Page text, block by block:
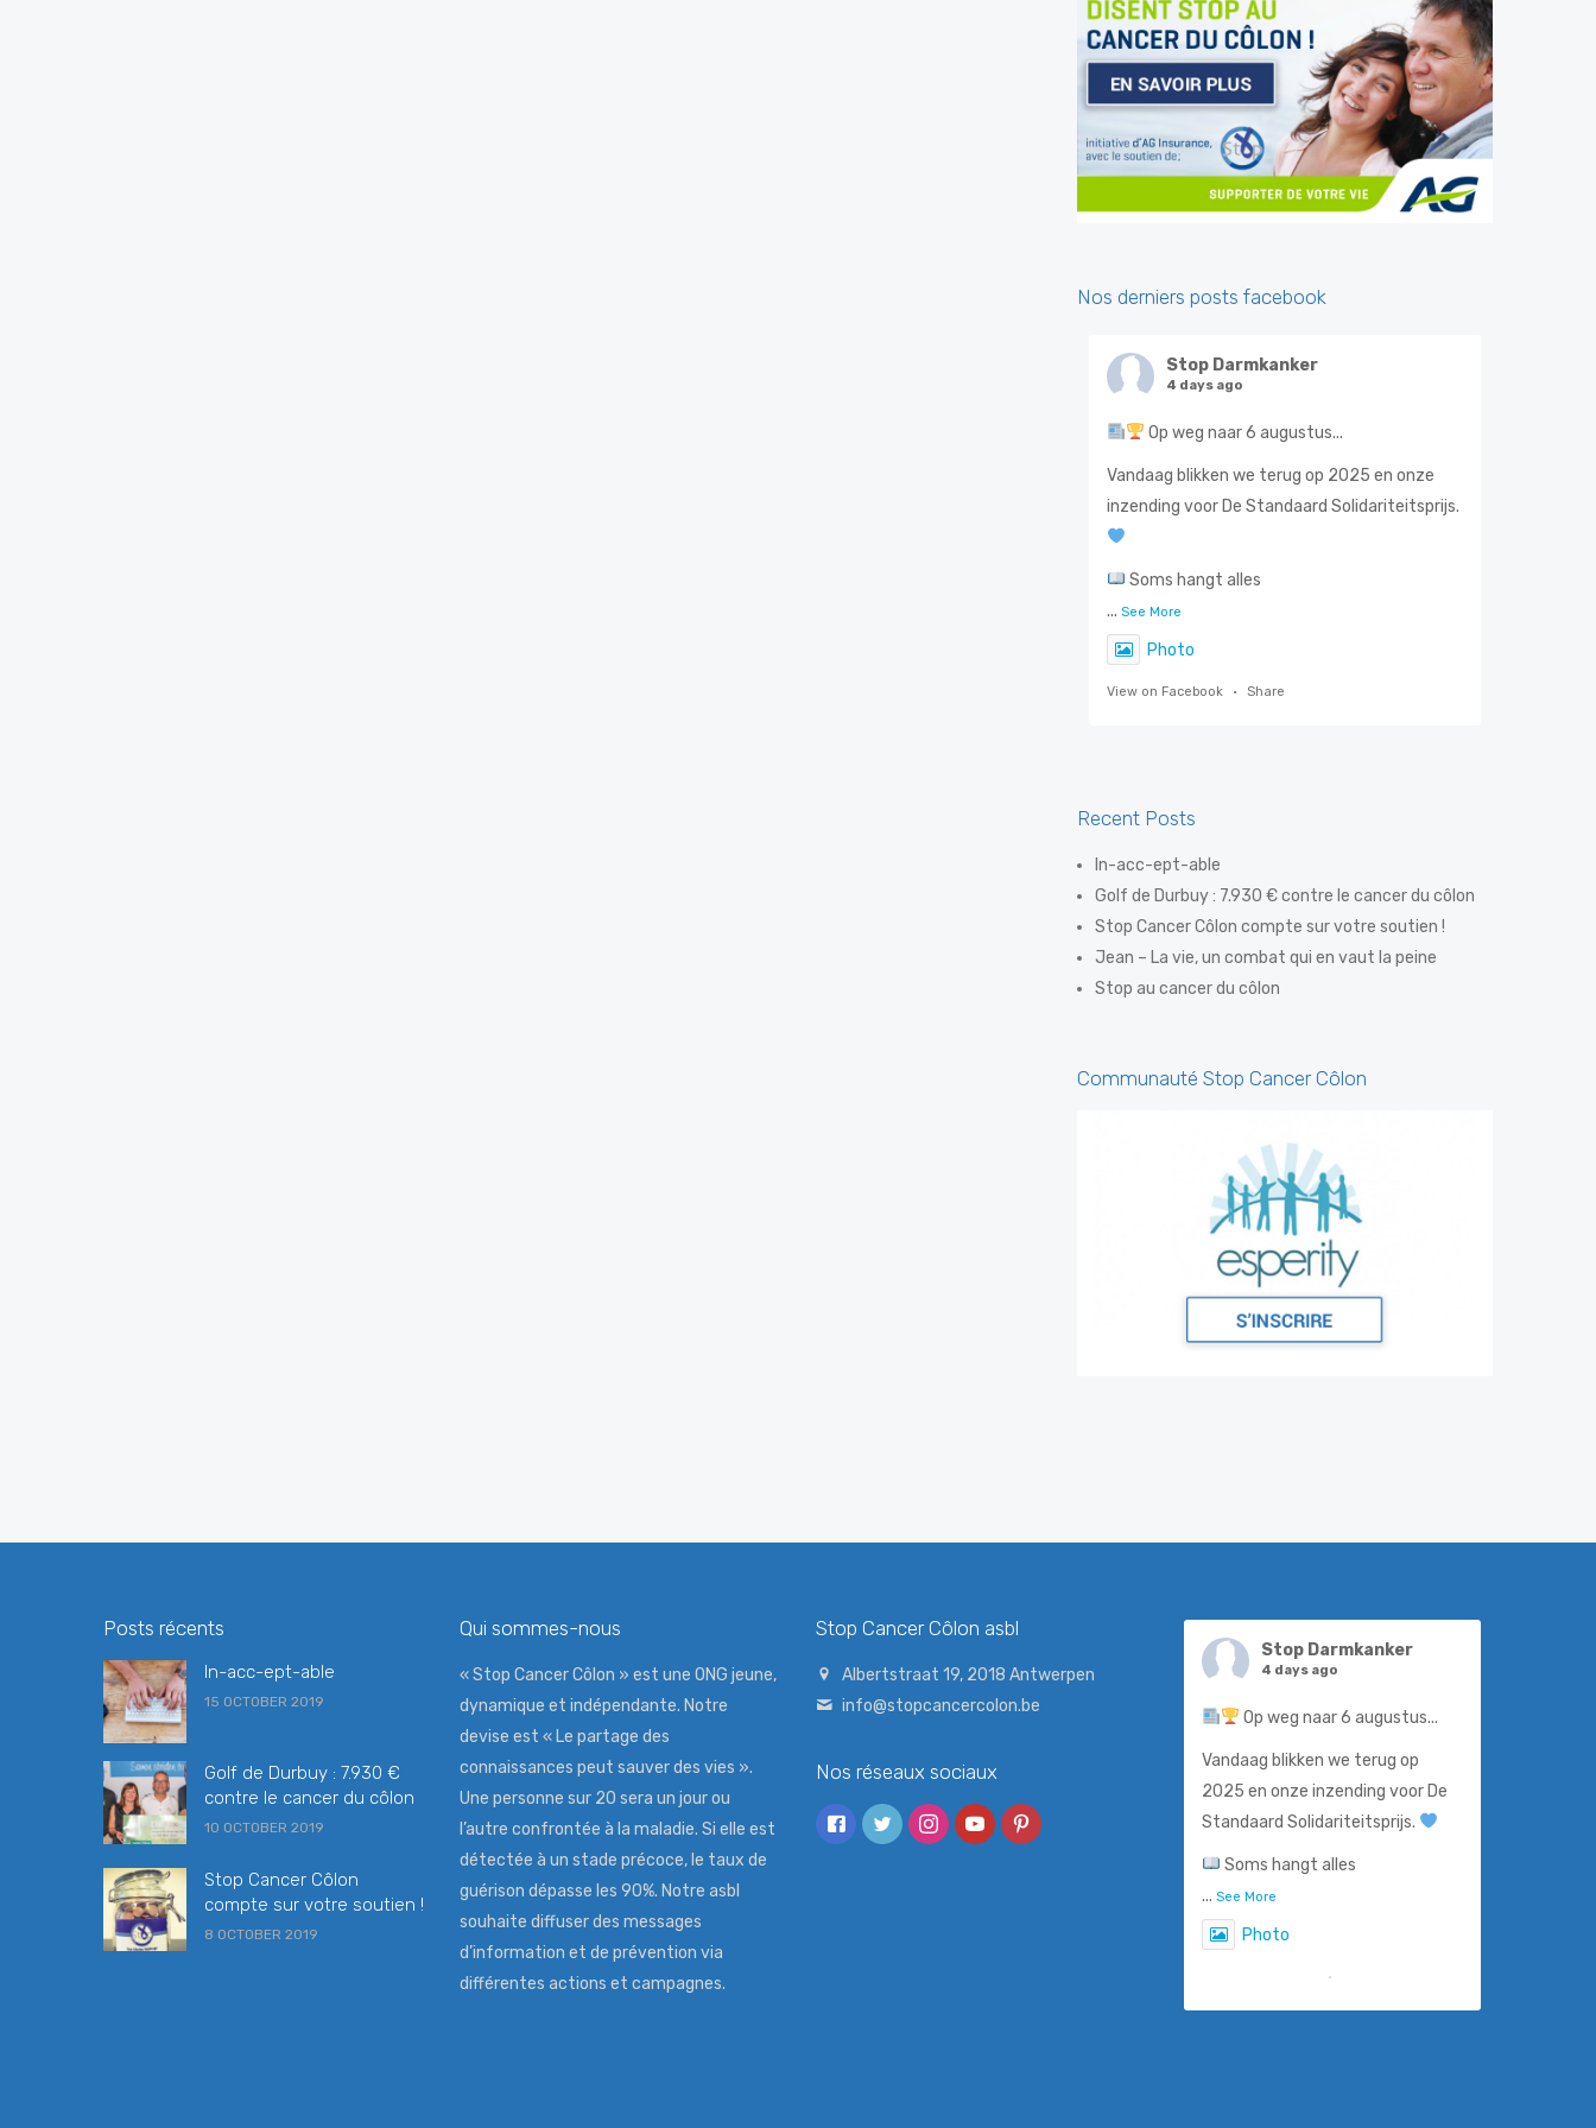
Nos derniers posts facebook
Stop Darmkanker
4 days ago
Op weg naar 6 augustus...
Vandaag blikken we terug op 2025 en onze
inzending voor De Standaard Solidariteitsprijs.
Soms hangt alles
... See More
Photo
View on Facebook · Share
weet als geen ander hoe belangrijk
vroegtijdige opsporing is. Dankzij een
eenvoudige preventiev
...See More
Dit willen we graag met jullie delen.
Thérèse Colemont, de tante van onze dr. Luc
Colemont, werd uitgeroepen tot een van de
50 Belgische B
inzending voor De Standaard Solidariteitsprijs.
"Wees niet bang.
View on Facebook · Share
Recent Posts
In-acc-ept-able
Golf de Durbuy : 7.930 € contre le cancer du côlon
Stop Cancer Côlon compte sur votre soutien !
Jean – La vie, un combat qui en vaut la peine
Stop au cancer du côlon
Communauté Stop Cancer Côlon
Posts récents
In-acc-ept-able
15 OCTOBER 2019
Golf de Durbuy : 7.930 €
contre le cancer du côlon
10 OCTOBER 2019
Stop Cancer Côlon
compte sur votre soutien !
8 OCTOBER 2019
Qui sommes-nous
« Stop Cancer Côlon » est une ONG jeune,
dynamique et indépendante. Notre
devise est « Le partage des
connaissances peut sauver des vies ».
Une personne sur 20 sera un jour ou
l’autre confrontée à la maladie. Si elle est
détectée à un stade précoce, le taux de
guérison dépasse les 90%. Notre asbl
souhaite diffuser des messages
d’information et de prévention via
différentes actions et campagnes.
Stop Cancer Côlon asbl
Albertstraat 19, 2018 Antwerpen
info@stopcancercolon.be
Nos réseaux sociaux
Stop Darmkanker
4 days ago
Op weg naar 6 augustus...
Vandaag blikken we terug op
2025 en onze inzending voor De
Standaard Solidariteitsprijs.
Soms hangt alles
... See More
Photo
·